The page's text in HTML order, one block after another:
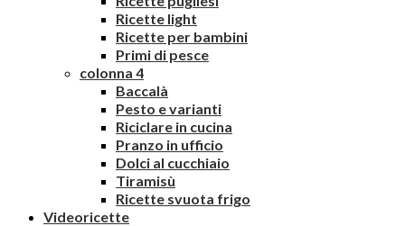
Ricette light
Ricette per bambini
Primi di pesce
colonna 4
Baccalà
Pesto e varianti
Riciclare in cucina
Pranzo in ufficio
Dolci al cucchiaio
Tiramisù
Ricette svuota frigo
Videoricette